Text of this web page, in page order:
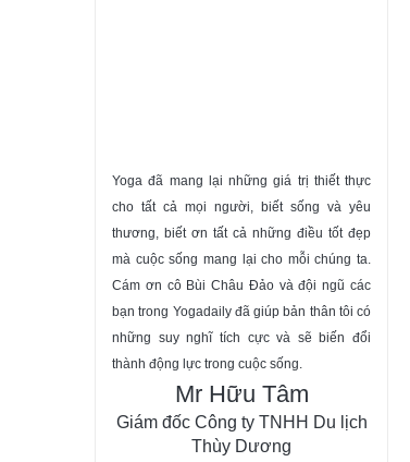
Yoga đã mang lại những giá trị thiết thực
cho tất cả mọi người, biết sống và yêu
thương, biết ơn tất cả những điều tốt đẹp
mà cuộc sống mang lại cho mỗi chúng ta.
Cám ơn cô Bùi Châu Đảo và đội ngũ các
bạn trong Yogadaily đã giúp bản thân tôi có
những suy nghĩ tích cực và sẽ biến đổi
thành động lực trong cuộc sống.
Mr Hữu Tâm
Giám đốc Công ty TNHH Du lịch
Thùy Dương